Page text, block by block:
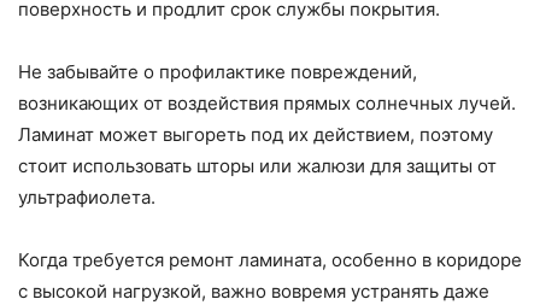
поверхность и продлит срок службы покрытия.
Не забывайте о профилактике повреждений,
возникающих от воздействия прямых солнечных лучей.
Ламинат может выгореть под их действием, поэтому
стоит использовать шторы или жалюзи для защиты от
ультрафиолета.
Когда требуется ремонт ламината, особенно в коридоре
с высокой нагрузкой, важно вовремя устранять даже